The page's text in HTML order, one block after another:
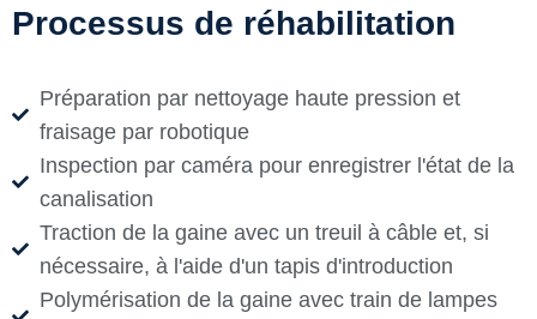
Processus de réhabilitation
Préparation par nettoyage haute pression et
fraisage par robotique
Inspection par caméra pour enregistrer l'état de la
canalisation
Traction de la gaine avec un treuil à câble et, si
nécessaire, à l'aide d'un tapis d'introduction
Polymérisation de la gaine avec train de lampes